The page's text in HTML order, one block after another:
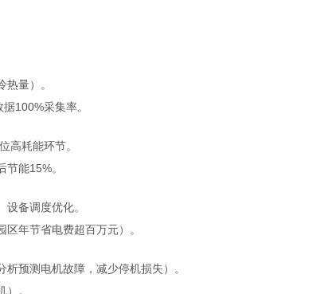
量）。
100%采集率。
高耗能环节。
能15%。
备调度优化。
年节省电费超百万元）。
预测电机故障，减少停机损失）。
。